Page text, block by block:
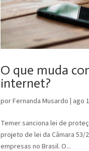
O que muda
internet?
porFernanda Musardo | ago
Temer sanciona lei de
projeto de lei da Câmara
empresas no Brasil. O...